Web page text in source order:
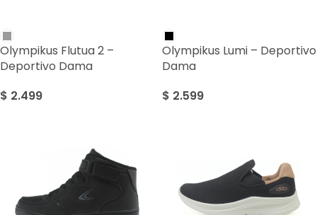
Olympikus Flutua 2 –
Deportivo Dama
$ 2.499
Olympikus Lumi – Deportivo
Dama
$ 2.599